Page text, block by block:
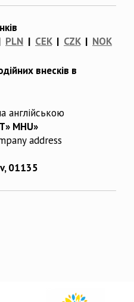
PLN | CEK| CZK| NOK
внесків в
англійською
MHU»
address
01135